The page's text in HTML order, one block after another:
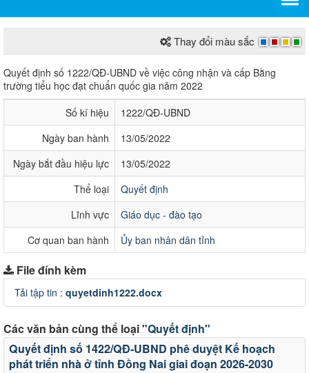
Thay đổi màu sắc
Quyết định số 1222/QĐ-UBND của Ủy ban nhân
Quyết định số 1222/QĐ-UBND về việc công nhận và cấp Bằng
trường tiểu học đạt chuẩn quốc gia năm 2022
Số kí hiệu
1222/QĐ-UBND
Ngày ban hành
13/05/2022
Ngày bắt đầu hiệu lực
13/05/2022
Thể loại
Quyết định
Lĩnh vực
Giáo dục - đào tạo
Cơ quan ban hành
Ủy ban nhân dân tỉnh
File đính kèm
Tải tập tin : quyetdinh1222.docx
Các văn bản cùng thể loại"Quyết định"
Quyết định số 1422/QĐ-UBND phê duyệt Kế hoạch
phát triển nhà ở tỉnh Đồng Nai giai đoạn 2026-2030